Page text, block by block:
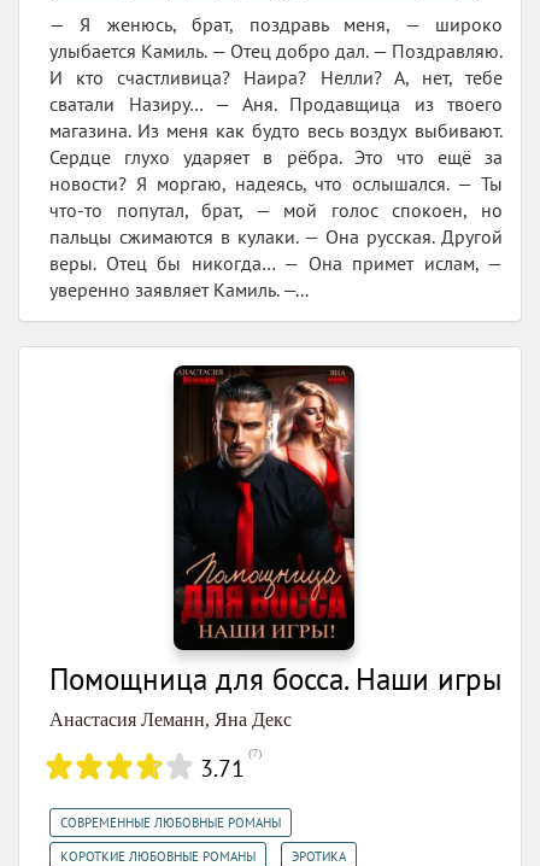
— Я женюсь, брат, поздравь меня, — широко
улыбается Камиль. — Отец добро дал. — Поздравляю.
И кто счастливица? Наира? Нелли? А, нет, тебе
сватали Назиру… — Аня. Продавщица из твоего
магазина. Из меня как будто весь воздух выбивают.
Сердце глухо ударяет в рёбра. Это что ещё за
новости? Я моргаю, надеясь, что ослышался. — Ты
что-то попутал, брат, — мой голос спокоен, но
пальцы сжимаются в кулаки. — Она русская. Другой
веры. Отец бы никогда… — Она примет ислам, —
уверенно заявляет Камиль. —...
Помощница для босса. Наши игры
Анастасия Леманн, Яна Декс
3.71 (7)
СОВРЕМЕННЫЕ ЛЮБОВНЫЕ РОМАНЫ
КОРОТКИЕ ЛЮБОВНЫЕ РОМАНЫ ЭРОТИКА